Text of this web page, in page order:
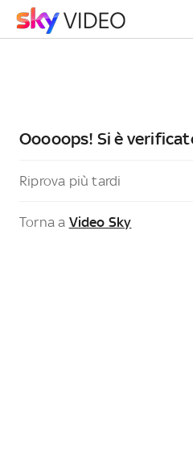
Ooooops! Si è
Riprova più tardi
Torna a Video Sky